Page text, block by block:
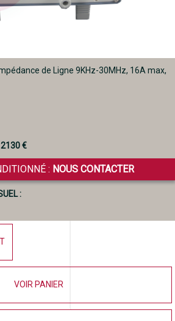
de Ligne 9KHz-30MHz, 16A max,
2130 €
: NOUS CONTACTER
:
VOIR PANIER